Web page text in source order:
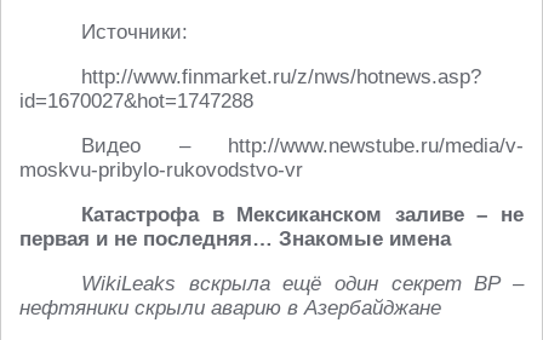
Источники:
http://www.finmarket.ru/z/nws/hotnews.asp?
id=1670027&hot=1747288
Видео – http://www.newstube.ru/media/v-
moskvu-pribylo-rukovodstvo-vr
Катастрофа в Мексиканском заливе – не
первая и не последняя… Знакомые имена
WikiLeaks вскрыла ещё один секрет BP –
нефтяники скрыли аварию в Азербайджане